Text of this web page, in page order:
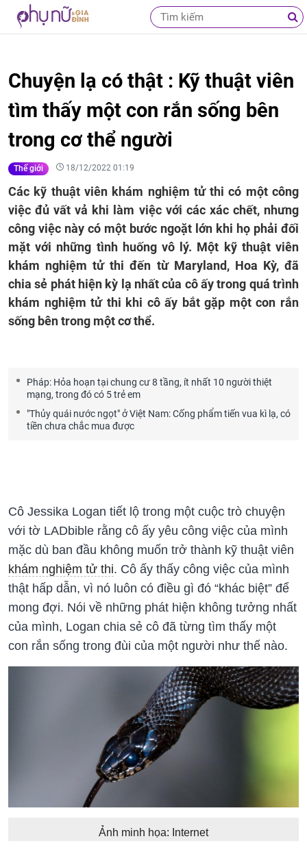
Chuyện lạ có thật : Kỹ thuật viên
tìm thấy một con rắn sống bên
trong cơ thể người
Thế giới 18/12/2022 01:19
Các kỹ thuật viên khám nghiệm tử thi có một công
việc đủ vất vả khi làm việc với các xác chết, nhưng
công việc này có một bước ngoặt lớn khi họ phải đối
mặt với những tình huống vô lý. Một kỹ thuật viên
khám nghiệm tử thi đến từ Maryland, Hoa Kỳ, đã
chia sẻ phát hiện kỳ ​​lạ nhất của cô ấy trong quá trình
khám nghiệm tử thi khi cô ấy bắt gặp một con rắn
sống bên trong một cơ thể.
Pháp: Hỏa hoạn tại chung cư 8 tầng, ít nhất 10 người thiệt
mạng, trong đó có 5 trẻ em
"Thủy quái nước ngọt" ở Việt Nam: Cống phẩm tiến vua kì lạ, có
tiền chưa chắc mua được
Cô Jessika Logan tiết lộ trong một cuộc trò chuyện
với tờ LADbible rằng cô ấy yêu công việc của mình
mặc dù ban đầu không muốn trở thành kỹ thuật viên
khám nghiệm tử thi. Cô ấy thấy công việc của mình
thật hấp dẫn, vì nó luôn có điều gì đó “khác biệt” để
mong đợi. Nói về những phát hiện không tưởng nhất
của mình, Logan chia sẻ cô đã từng tìm thấy một
con rắn sống trong đùi của một người như thế nào.
Ảnh minh họa: Internet